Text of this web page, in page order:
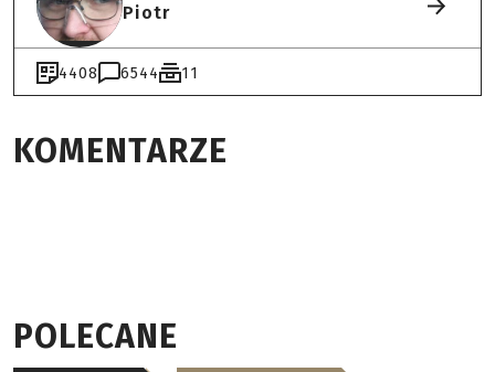
Piotr
4408 6544 11
KOMENTARZE
POLECANE